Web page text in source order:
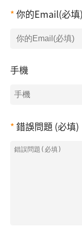
你的Email(必填)
手機
錯誤問題 (必填)